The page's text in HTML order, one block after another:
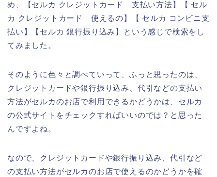
め、【セルカ クレジットカード 支払い方法】【 セル
カ クレジットカード 使えるの】【 セルカ コンビニ支
払い】【セルカ 銀行振り込み】という感じで検索をし
てみました。
そのように色々と調べていって、ふっと思ったのは、
クレジットカードや銀行振り込み、代引などの支払い
方法がセルカのお店で利用できるかどうかは、セルカ
の公式サイトをチェックすればいいのでは？と思った
んですよね。
なので、クレジットカードや銀行振り込み、代引など
の支払い方法がセルカのお店で使えるのかどうかを確